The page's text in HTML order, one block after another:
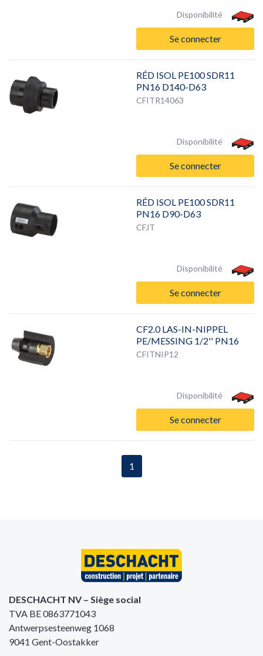
Disponibilité
Se connecter
RÉD ISOL PE100 SDR11
PN16 D140-D63
CFITR14063
Disponibilité
Se connecter
RÉD ISOL PE100 SDR11
PN16 D90-D63
CFJT
Disponibilité
Se connecter
CF2.0 LAS-IN-NIPPEL
PE/MESSING 1/2'' PN16
CFITNIP12
Disponibilité
Se connecter
1
DESCHACHT NV – Siège social
TVA BE 0863771043
Antwerpsesteenweg 1068
9041 Gent-Oostakker